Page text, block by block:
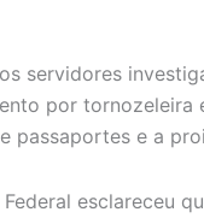
servidores
por tornozeleira
passaportes e a
esclareceu